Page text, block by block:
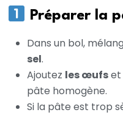
Préparer la
Dans un bol,
sel.
Ajoutez les œufset
pâte homogène.
Si la pâte est trop